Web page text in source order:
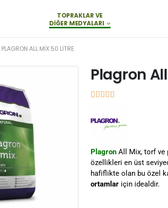
TOPRAKLAR VE
DIĞER MEDYALARI
PLAGRON ALL MIX 50 LITRE
Plagron
Plagron All Mix, torf ve
özellikleri en üst
hafiflikte olan bu özel
ortamlar için idealdir.